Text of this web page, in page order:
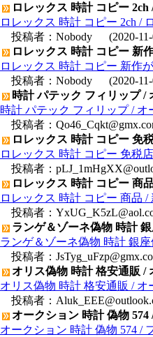
ロレックス 時計 コピー
ロレックス 時計 コピー 2ch /
投稿者： Nobody (2020-11-
ロレックス 時計 コピー 新
ロレックス 時計 コピー 新作
投稿者： Nobody (2020-11-
時計 パテック フィリップ /
時計 パテック フィリップ / オ
投稿者：
ロレックス 時計 コピー 免
ロレックス 時計 コピー 免税
投稿者：
ロレックス 時計 コピー 商
ロレックス 時計 コピー 商品
投稿者：
ランゲ＆ゾーネ偽物 時計
ランゲ＆ゾーネ偽物 時計 銀
投稿者：
オリス偽物 時計 格安通販 /
オリス偽物 時計 格安通販 / オ
投稿者：
オークション 時計 偽物
オークション 時計 偽物 574 /